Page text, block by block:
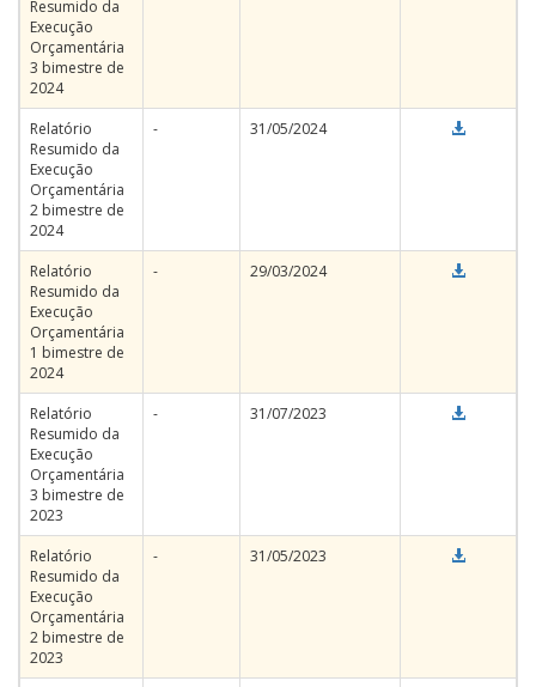
Resumido da
Execução
Orçamentária
3 bimestre de
2024
Relatório
Resumido da
Execução
Orçamentária
2 bimestre de
2024
- 31/05/2024
Relatório
Resumido da
Execução
Orçamentária
1 bimestre de
2024
- 29/03/2024
Relatório
Resumido da
Execução
Orçamentária
3 bimestre de
2023
- 31/07/2023
Relatório
Resumido da
Execução
Orçamentária
2 bimestre de
2023
- 31/05/2023